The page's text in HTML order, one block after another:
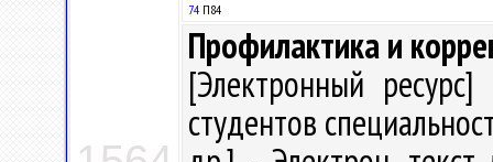
74 П84
Профилактика и
[Электронный
студентов